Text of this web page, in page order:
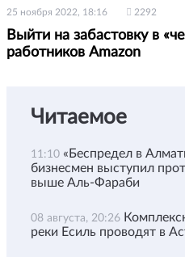
25 ноября 2022, 18:16 2292
Выйти на забастовку в
работников Amazon
Читаемое
11:10 «Беспредел в
бизнесмен выступил
выше Аль-Фараби
08 августа, 20:26
реки Есиль проводят в